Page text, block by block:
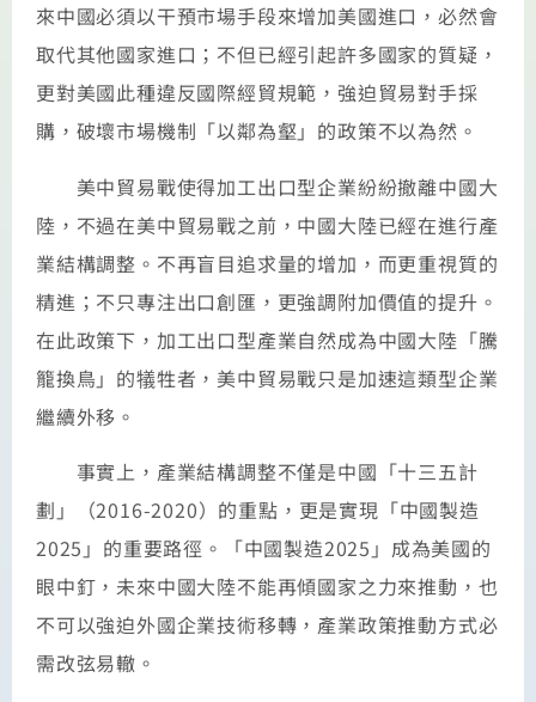
來中國必須以干預市場手段來增加美國進口，必然會
取代其他國家進口；不但已經引起許多國家的質疑，
更對美國此種違反國際經貿規範，強迫貿易對手採
購，破壞市場機制「以鄰為壑」的政策不以為然。
美中貿易戰使得加工出口型企業紛紛撤離中國大
陸，不過在美中貿易戰之前，中國大陸已經在進行產
業結構調整。不再盲目追求量的增加，而更重視質的
精進；不只專注出口創匯，更強調附加價值的提升。
在此政策下，加工出口型產業自然成為中國大陸「騰
籠換鳥」的犠牲者，美中貿易戰只是加速這類型企業
繼續外移。
事實上，產業結構調整不僅是中國「十三五計
劃」（2016-2020）的重點，更是實現「中國製造
2025」的重要路徑。「中國製造2025」成為美國的
眼中釘，未來中國大陸不能再傾國家之力來推動，也
不可以強迫外國企業技術移轉，產業政策推動方式必
需改弦易轍。